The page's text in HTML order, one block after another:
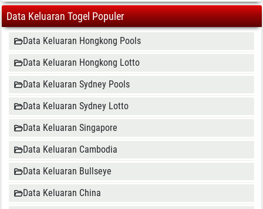
Data Keluaran Togel Populer
Data Keluaran Hongkong Pools
Data Keluaran Hongkong Lotto
Data Keluaran Sydney Pools
Data Keluaran Sydney Lotto
Data Keluaran Singapore
Data Keluaran Cambodia
Data Keluaran Bullseye
Data Keluaran China